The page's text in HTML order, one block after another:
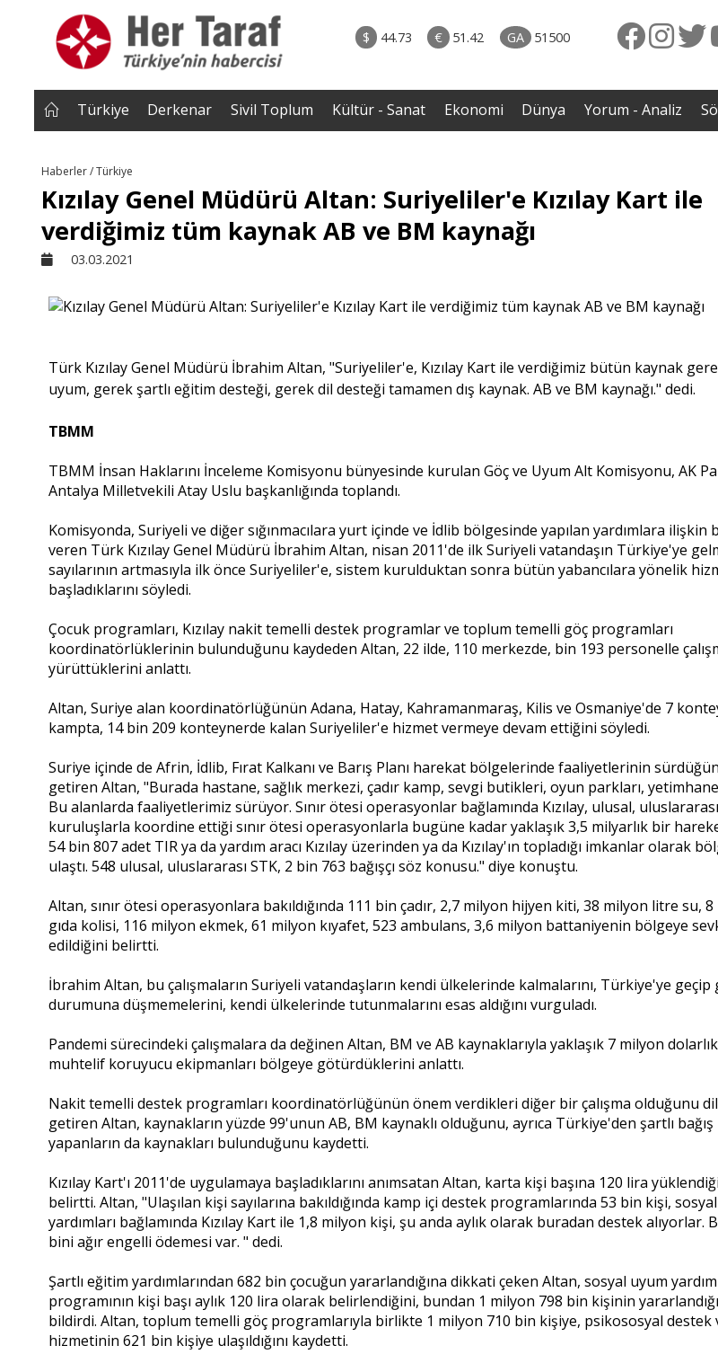
$ 44.73 € 51.42 GA 51500
• ERZENGİZ: Kaybettiğimiz İç Dünyanın Romanı / Davut
Gazi Benli
• İmza törenindeki iddiaların ardından
Türkiye Derkenar Sivil Toplum Kültür - Sanat Ekonomi Dünya Yorum - Analiz
Haberler / Türkiye
Kızılay Genel Müdürü Altan: Suriyeliler'e Kızılay Kart ile
verdiğimiz tüm kaynak AB ve BM kaynağı
03.03.2021
Türk Kızılay Genel Müdürü İbrahim Altan, "Suriyeliler'e, Kızılay Kart ile verdiğimiz bütün kaynak
uyum, gerek şartlı eğitim desteği, gerek dil desteği tamamen dış kaynak. AB ve BM kaynağı." dedi.
TBMM
TBMM İnsan Haklarını İnceleme Komisyonu bünyesinde kurulan Göç ve Uyum Alt Komisyonu, AK
Antalya Milletvekili Atay Uslu başkanlığında toplandı.
Komisyonda, Suriyeli ve diğer sığınmacılara yurt içinde ve İdlib bölgesinde yapılan yardımlara ilişkin
veren Türk Kızılay Genel Müdürü İbrahim Altan, nisan 2011'de ilk Suriyeli vatandaşın Türkiye'ye
sayılarının artmasıyla ilk önce Suriyeliler'e, sistem kurulduktan sonra bütün yabancılara yönelik
başladıklarını söyledi.
Çocuk programları, Kızılay nakit temelli destek programlar ve toplum temelli göç programları
koordinatörlüklerinin bulunduğunu kaydeden Altan, 22 ilde, 110 merkezde, bin 193 personelle
yürüttüklerini anlattı.
Altan, Suriye alan koordinatörlüğünün Adana, Hatay, Kahramanmaraş, Kilis ve Osmaniye'de 7
kampta, 14 bin 209 konteynerde kalan Suriyeliler'e hizmet vermeye devam ettiğini söyledi.
Suriye içinde de Afrin, İdlib, Fırat Kalkanı ve Barış Planı harekat bölgelerinde faaliyetlerinin
getiren Altan, "Burada hastane, sağlık merkezi, çadır kamp, sevgi butikleri, oyun parkları,
Bu alanlarda faaliyetlerimiz sürüyor. Sınır ötesi operasyonlar bağlamında Kızılay, ulusal, uluslararası
kuruluşlarla koordine ettiği sınır ötesi operasyonlarla bugüne kadar yaklaşık 3,5 milyarlık bir
54 bin 807 adet TIR ya da yardım aracı Kızılay üzerinden ya da Kızılay'ın topladığı imkanlar olarak
ulaştı. 548 ulusal, uluslararası STK, 2 bin 763 bağışçı söz konusu." diye konuştu.
Altan, sınır ötesi operasyonlara bakıldığında 111 bin çadır, 2,7 milyon hijyen kiti, 38 milyon litre su,
gıda kolisi, 116 milyon ekmek, 61 milyon kıyafet, 523 ambulans, 3,6 milyon battaniyenin bölgeye
edildiğini belirtti.
İbrahim Altan, bu çalışmaların Suriyeli vatandaşların kendi ülkelerinde kalmalarını, Türkiye'ye geçip
durumuna düşmemelerini, kendi ülkelerinde tutunmalarını esas aldığını vurguladı.
Pandemi sürecindeki çalışmalara da değinen Altan, BM ve AB kaynaklarıyla yaklaşık 7 milyon dolarlık
muhtelif koruyucu ekipmanları bölgeye götürdüklerini anlattı.
Nakit temelli destek programları koordinatörlüğünün önem verdikleri diğer bir çalışma olduğunu
getiren Altan, kaynakların yüzde 99'unun AB, BM kaynaklı olduğunu, ayrıca Türkiye'den şartlı bağış
yapanların da kaynakları bulunduğunu kaydetti.
Kızılay Kart'ı 2011'de uygulamaya başladıklarını anımsatan Altan, karta kişi başına 120 lira
belirtti. Altan, "Ulaşılan kişi sayılarına bakıldığında kamp içi destek programlarında 53 bin kişi,
yardımları bağlamında Kızılay Kart ile 1,8 milyon kişi, şu anda aylık olarak buradan destek alıyorlar.
bini ağır engelli ödemesi var. " dedi.
Şartlı eğitim yardımlarından 682 bin çocuğun yararlandığına dikkati çeken Altan, sosyal uyum yardım
programının kişi başı aylık 120 lira olarak belirlendiğini, bundan 1 milyon 798 bin kişinin
bildirdi. Altan, toplum temelli göç programlarıyla birlikte 1 milyon 710 bin kişiye, psikososyal destek
hizmetinin 621 bin kişiye ulaşıldığını kaydetti.